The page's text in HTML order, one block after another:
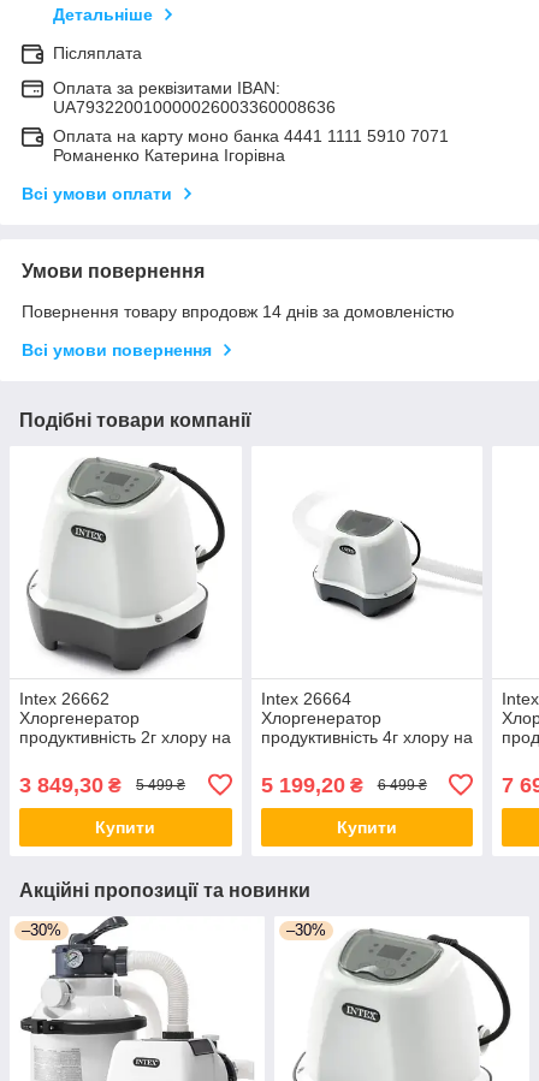
Детальніше
Післяплата
Оплата за реквізитами IBAN:
UA793220010000026003360008636
Оплата на карту моно банка 4441 1111 5910 7071
Романенко Катерина Ігорівна
Всі умови оплати
Умови повернення
Повернення товару впродовж 14 днів за домовленістю
Всі умови повернення
Подібні товари компанії
Intex 26662
Хлоргенератор
продуктивність 2г хлору на
3 849,30 ₴ 5 499 ₴
Купити
Intex 26664
Хлоргенератор
продуктивність 4г хлору на
5 199,20₴ 6 499 ₴
Купити
7
Акційні пропозиції та новинки
–30% –30%